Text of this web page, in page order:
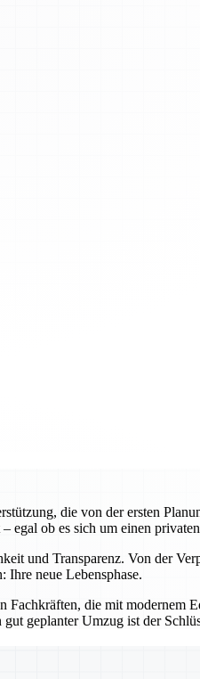
die von der ersten
ob es sich um einen
und Transparenz. Von der
neue Lebensphase.
die mit modernem
geplanter Umzug ist der